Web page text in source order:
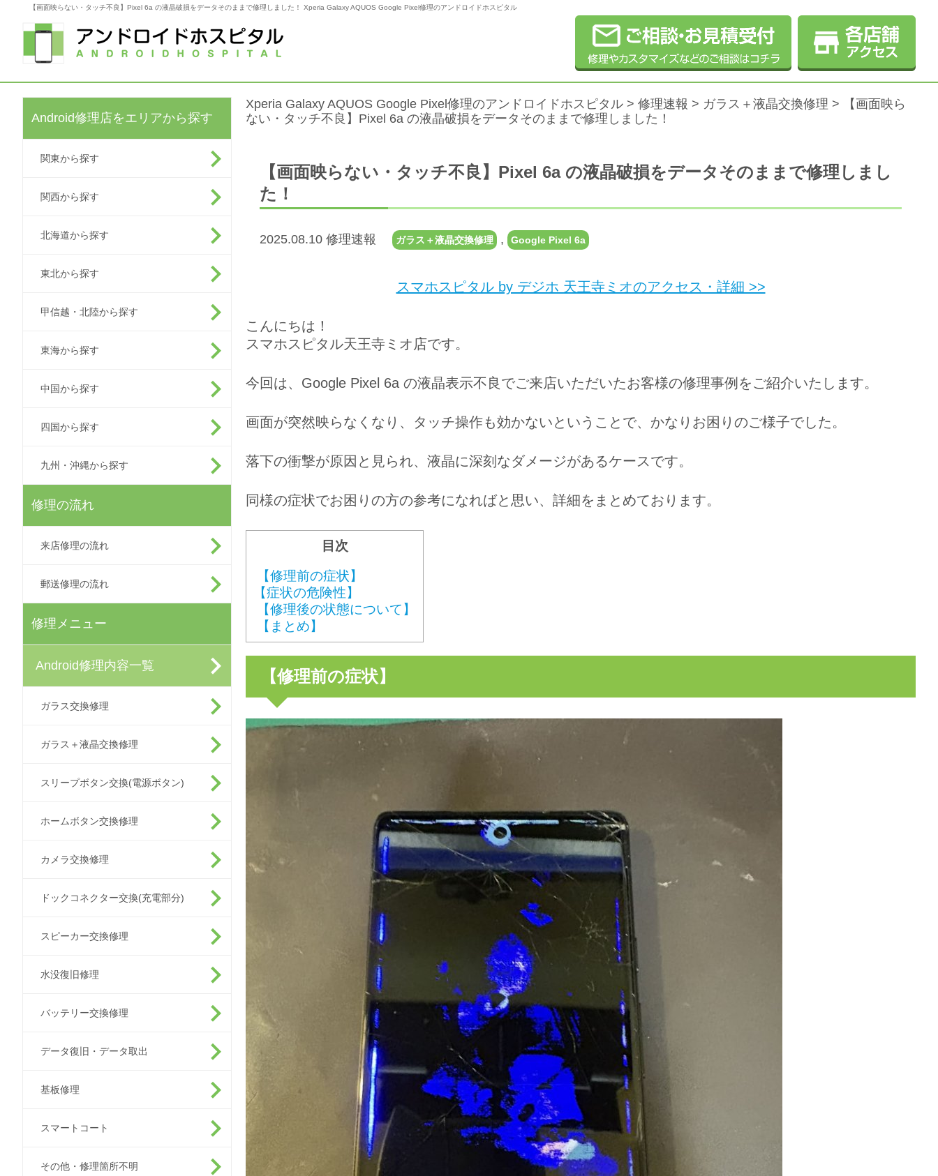
【画面映らない・タッチ不良】Pixel 6a の液晶破損をデータそのままで修理しました！ Xperia Galaxy AQUOS Google Pixel修理のアンドロイドホスピタル
Android修理店をエリアから探す
関東から探す
関西から探す
北海道から探す
東北から探す
甲信越・北陸から探す
東海から探す
中国から探す
四国から探す
九州・沖縄から探す
修理の流れ
来店修理の流れ
郵送修理の流れ
修理メニュー
Android修理内容一覧
ガラス交換修理
ガラス＋液晶交換修理
スリープボタン交換(電源ボタン)
ホームボタン交換修理
カメラ交換修理
ドックコネクター交換(充電部分)
スピーカー交換修理
水没復旧修理
バッテリー交換修理
データ復旧・データ取出
基板修理
スマートコート
その他・修理箇所不明
Xperia Galaxy AQUOS Google Pixel修理のアンドロイドホスピタル > 修理速報 > ガラス＋液晶交換修理 >
【画面映ら
ない・タッチ不良】Pixel 6a の液晶破損をデータそのままで修理しました！
【画面映らない・タッチ不良】Pixel 6a の液晶破損をデータそのままで修理しまし
た！
2025.08.10 修理速報 ガラス＋液晶交換修理 , Google Pixel 6a
スマホスピタル by デジホ 天王寺ミオのアクセス・詳細 >>
こんにちは！
スマホスピタル天王寺ミオ店です。
今回は、 Google Pixel 6a の液晶表示不良でご来店いただいたお客様の修理事例をご紹介いたします。
画面が突然映らなくなり、タッチ操作も効かないということで、かなりお困りのご様子でした。
落下の衝撃が原因と見られ、液晶に深刻なダメージがあるケースです。
同様の症状でお困りの方の参考になればと思い、詳細をまとめております。
目次
【修理前の症状】
【症状の危険性】
【修理後の状態について】
【まとめ】
【修理前の症状】